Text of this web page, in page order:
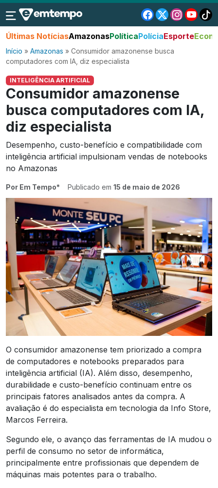
Últimas NotíciasAmazonasPolíticaPolíciaEsporte
Início » Amazonas » Consumidor amazonense busca
computadores com IA, diz especialista
INTELIGÊNCIA ARTIFICIAL
Consumidor amazonense
busca computadores com IA,
diz especialista
Desempenho, custo-benefício e compatibilidade com
inteligência artificial impulsionam vendas de notebooks
no Amazonas
Por Em Tempo* Publicado em 15 de maio de 2026
O consumidor amazonense tem priorizado a compra
de computadores e notebooks preparados para
inteligência artificial (IA). Além disso, desempenho,
durabilidade e custo-benefício continuam entre os
principais fatores analisados antes da compra. A
avaliação é do especialista em tecnologia da Info Store,
Marcos Ferreira.
Segundo ele, o avanço das ferramentas de IA mudou o
perfil de consumo no setor de informática,
principalmente entre profissionais que dependem de
máquinas mais potentes para o trabalho.